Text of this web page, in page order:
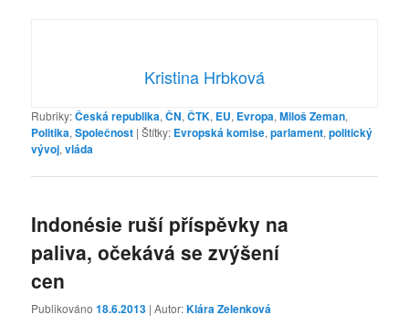
Kristina Hrbková
Rubriky:Česká republika,ČN,ČTK, EU, Evropa,Miloš Zeman,
Politika,Společnost |Štítky: Evropská komise,parlament,politický
vývoj,vláda
Indonésie ruší příspěvky na
paliva, očekává se zvýšení
cen
Publikováno18.6.2013 | Autor:Klára Zelenková